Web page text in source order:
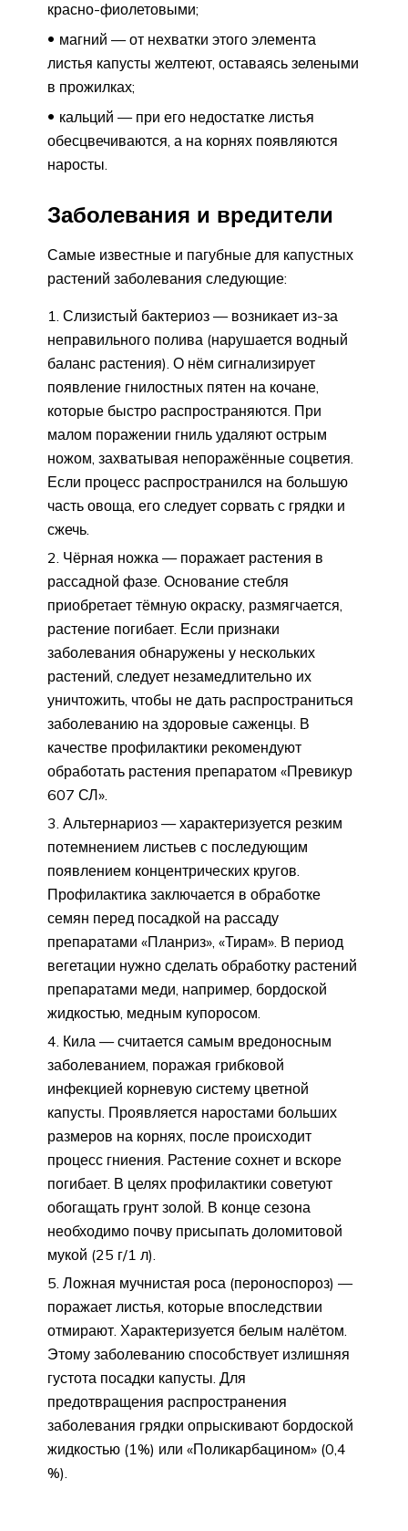
красно-фиолетовыми;
магний — от нехватки этого элемента
листья капусты желтеют, оставаясь зелеными
в прожилках;
кальций — при его недостатке листья
обесцвечиваются, а на корнях появляются
наросты.
Заболевания и вредители
Самые известные и пагубные для капустных
растений заболевания следующие:
Слизистый бактериоз — возникает из-за
неправильного полива (нарушается водный
баланс растения). О нём сигнализирует
появление гнилостных пятен на кочане,
которые быстро распространяются. При
малом поражении гниль удаляют острым
ножом, захватывая непоражённые соцветия.
Если процесс распространился на большую
часть овоща, его следует сорвать с грядки и
сжечь.
Чёрная ножка — поражает растения в
рассадной фазе. Основание стебля
приобретает тёмную окраску, размягчается,
растение погибает. Если признаки
заболевания обнаружены у нескольких
растений, следует незамедлительно их
уничтожить, чтобы не дать распространиться
заболеванию на здоровые саженцы. В
качестве профилактики рекомендуют
обработать растения препаратом «Превикур
607 СЛ».
Альтернариоз — характеризуется резким
потемнением листьев с последующим
появлением концентрических кругов.
Профилактика заключается в обработке
семян перед посадкой на рассаду
препаратами «Планриз», «Тирам». В период
вегетации нужно сделать обработку растений
препаратами меди, например, бордоской
жидкостью, медным купоросом.
Кила — считается самым вредоносным
заболеванием, поражая грибковой
инфекцией корневую систему цветной
капусты. Проявляется наростами больших
размеров на корнях, после происходит
процесс гниения. Растение сохнет и вскоре
погибает. В целях профилактики советуют
обогащать грунт золой. В конце сезона
необходимо почву присыпать доломитовой
мукой (25 г/1 л).
Ложная мучнистая роса (пероноспороз) —
поражает листья, которые впоследствии
отмирают. Характеризуется белым налётом.
Этому заболеванию способствует излишняя
густота посадки капусты. Для
предотвращения распространения
заболевания грядки опрыскивают бордоской
жидкостью (1%) или «Поликарбацином» (0,4
%).